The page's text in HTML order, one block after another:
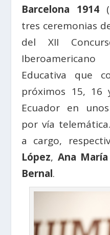
Barcelona 1914
tres ceremonias
del XII
Educativa que
próximos 15,
Ecuador en
por vía
a cargo,
López, Ana
Bernal.